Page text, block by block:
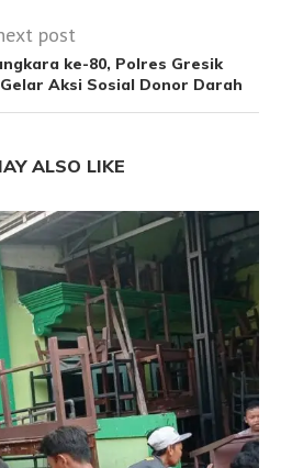
post
ke-80, Polres Gresik
Aksi Sosial Donor Darah
ALSO LIKE